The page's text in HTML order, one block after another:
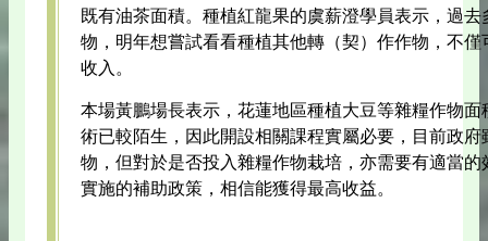
既有油茶面積。種植紅龍果的虞薪澄學員表示，過
物，明年想嘗試看看種植其他轉（契）作作物，不
收入。
本場黃鵬場長表示，花蓮地區種植大豆等雜糧作物
術已較陌生，因此開設相關課程實屬必要，目前政
物，但對於是否投入雜糧作物栽培，亦需要有適當
實施的補助政策，相信能獲得最高收益。